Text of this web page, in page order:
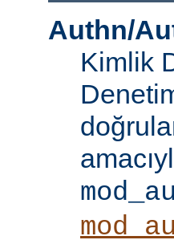
Authn/
Kimlik